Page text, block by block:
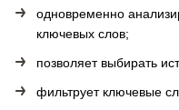
одновременно
ключевых слов;
позволяет выбирать
фильтрует ключевые